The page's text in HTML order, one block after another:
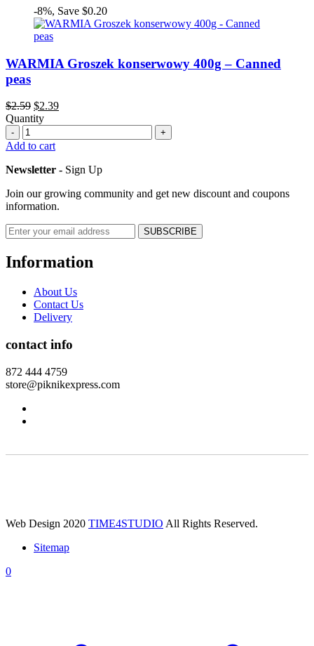
-8%, Save $0.20
WARMIA Groszek konserwowy 400g – Canned
peas
$2.59 Original
price
$2.59.
$2.39Current
$2.39.
Quantity
Quantity
Add to cart
Newsletter - Sign Up
Join our growing community and get new discount and coupons
information.
Information
About Us
Contact Us
Delivery
contact info
872 444 4759
store@piknikexpress.com
Web Design 2020 TIME4STUDIO All Rights Reserved.
Sitemap
0